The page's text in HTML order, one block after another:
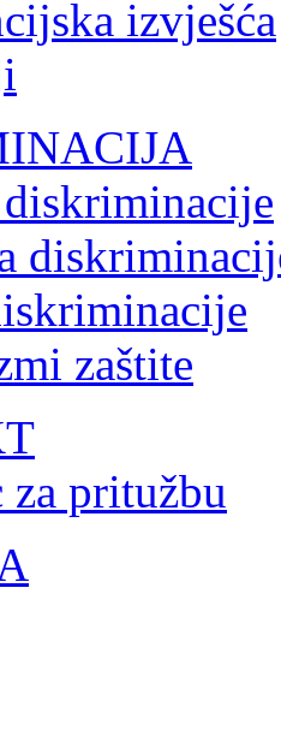
izvješća
zaštite
za pritužbu